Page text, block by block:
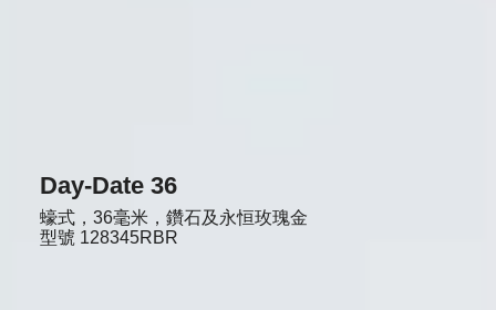
Day-Date 36
蠔式，36毫米，鑽石及永恒玫瑰金
型號 128345RBR